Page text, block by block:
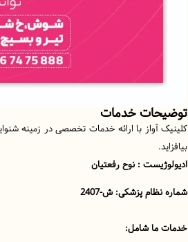
توضیحات خدمات
کلینیک آواز با ارائه خدمات تخصصی در زمینه
بیافزاید.
ادیولوژیست : نوح رفعتیان
شماره نظام پزشکی: ش-2407
خدمات ما شامل: